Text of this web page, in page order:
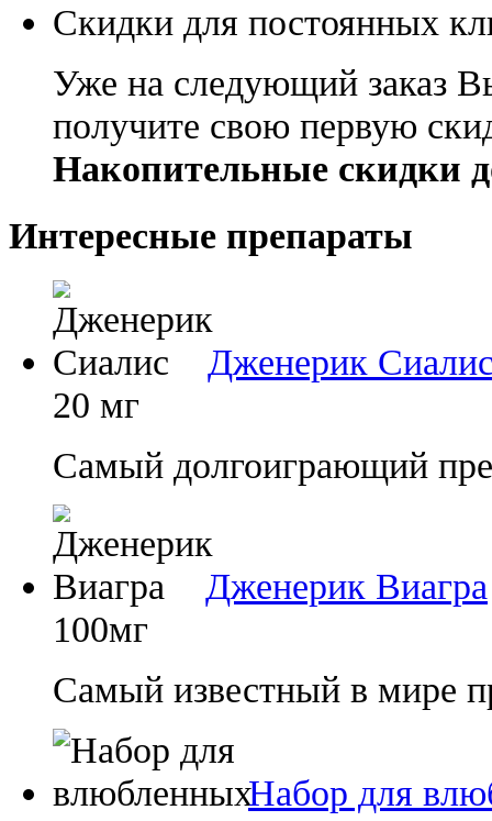
Скидки для постоянных
Уже на следующий заказ
получите свою первую
Накопительные скидки
Интересные препараты
Дженерик
20 мг
Самый долгоиграющий
Дженерик Виагра
100мг
Самый известный в мире
Набор для